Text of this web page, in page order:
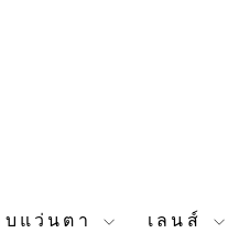
บแว่นตา เลนส์